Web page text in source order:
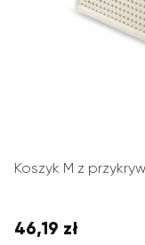
Koszyk M z
Cena
46,19 zł